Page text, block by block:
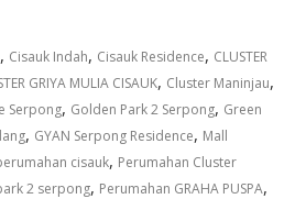
, Cisauk Indah, Cisauk Residence, CLUSTER
GRIYA MULIA CISAUK, Cluster Maninjau,
Serpong, Golden Park 2 Serpong, Green
, GYAN Serpong Residence, Mall
cisauk, Perumahan Cluster
2 serpong, Perumahan GRAHA PUSPA,